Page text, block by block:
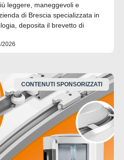
leggere, maneggevoli e
di Brescia specializzata in
deposita il brevetto di
2026
CONTENUTI SPONSORIZZATI